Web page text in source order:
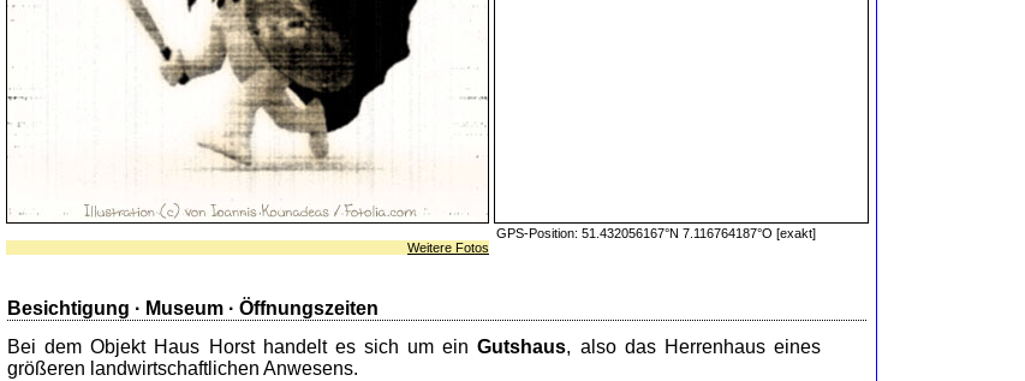
GPS-Position: 51.432056167°N 7.116764187°O [exakt]
Weitere Fotos
Besichtigung · Museum · Öffnungszeiten
Bei dem Objekt Haus Horst handelt es sich um einGutshaus, also das Herrenhaus eines
größeren landwirtschaftlichen Anwesens.